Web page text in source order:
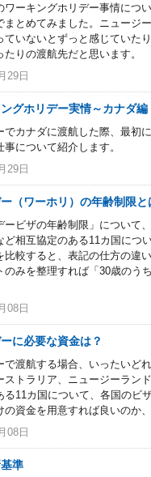
ワーキングホリデー事情につ
まとめてみました。ニュージ
ていないとずっと感じてい
りの渡航先だと思います。
29日
グホリデー実情～カナダ編
でカナダに渡航した際、最初
について紹介します。
29日
（ワーホリ）の年齢制限と
ービザの年齢制限」について
ど相互協定のある11カ国につ
比較すると、表記の仕方の違
のみを整理すれば「30歳のう
08日
に必要な資金は？
で渡航する場合、いったいど
ストラリア、ニュージーラン
る11カ国について、各国のビ
資金を用意すれば良いのか
08日
準